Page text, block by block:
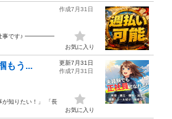
仕事です♪ ━━━━━
作成7月31日
お気に入り
もう...
が知りたい！」 「長
更新7月31日
作成7月31日
お気に入り